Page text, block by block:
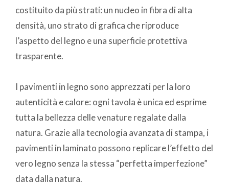
costituito da più strati: un nucleo in fibra di alta
densità, uno strato di grafica che riproduce
l’aspetto del legno e una superficie protettiva
trasparente.
I pavimenti in legno sono apprezzati per la loro
autenticità e calore: ogni tavola è unica ed esprime
tutta la bellezza delle venature regalate dalla
natura. Grazie alla tecnologia avanzata di stampa, i
pavimenti in laminato possono replicare l’effetto del
vero legno senza la stessa “perfetta imperfezione”
data dalla natura.